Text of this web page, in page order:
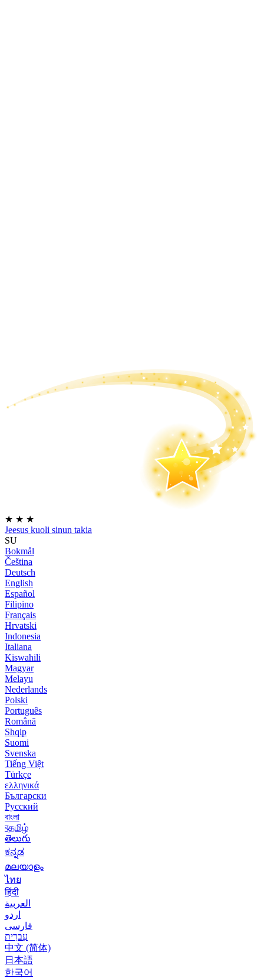
★ ★ ★
Jeesus kuoli sinun takia
SU
Bokmål
Čeština
Deutsch
English
Español
Filipino
Français
Hrvatski
Indonesia
Italiana
Kiswahili
Magyar
Melayu
Nederlands
Polski
Português
Română
Shqip
Suomi
Svenska
Tiếng Việt
Türkçe
ελληνικά
Български
Русский
বাংলা
বதமிழ்
తెలుగు
ಕನ್ನಡ
മലയാളം
ไทย
हिंदी
العربية
اردو
فارسی
עִברִית
中文 (简体)
日本語
한국어